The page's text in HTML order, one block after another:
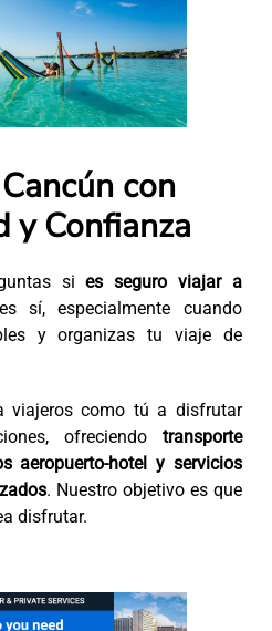
con
y Confianza
sies seguro viajar a
sí, especialmente cuando
y organizas tu viaje de
viajeros como tú a disfrutar
ofreciendo transporte
aeropuerto-hotel y servicios
. Nuestro objetivo es que
disfrutar.